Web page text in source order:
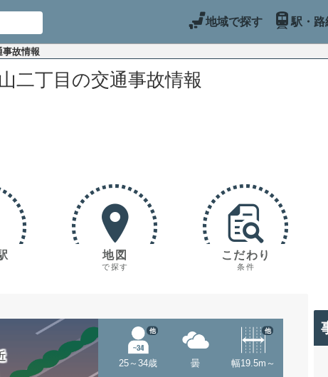
地域で探す 駅・路
故情報
二丁目の交通事故情報
地図
で探す
こだわり
条件
25～34歳
他
曇 幅19.5m～
他